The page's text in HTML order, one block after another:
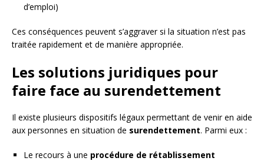
d’emploi)
Ces conséquences peuvent s’aggraver si la situation n’est pas
traitée rapidement et de manière appropriée.
Les solutions juridiques pour
faire face au surendettement
Il existe plusieurs dispositifs légaux permettant de venir en aide
aux personnes en situation de surendettement. Parmi eux :
Le recours à une procédure de rétablissement